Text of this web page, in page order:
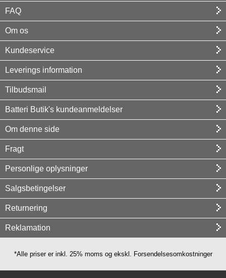
FAQ
Om os
Kundeservice
Leverings information
Tilbudsmail
Batteri Butik's kundeanmeldelser
Om denne side
Fragt
Personlige oplysninger
Salgsbetingelser
Returnering
Reklamation
*Alle priser er inkl. 25% moms og ekskl. Forsendelsesomkostninger